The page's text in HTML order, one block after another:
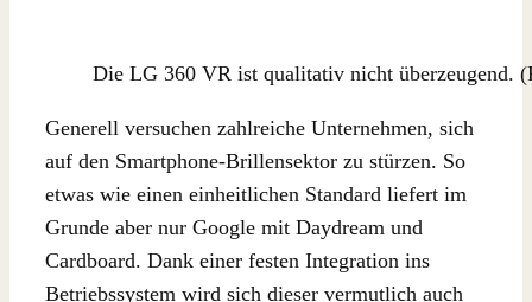
Die LG 360 VR ist qualitativ nicht überzeugend.
Generell versuchen zahlreiche Unternehmen, sich
auf den Smartphone-Brillensektor zu stürzen. So
etwas wie einen einheitlichen Standard liefert im
Grunde aber nur Google mit Daydream und
Cardboard. Dank einer festen Integration ins
Betriebssystem wird sich dieser vermutlich auch